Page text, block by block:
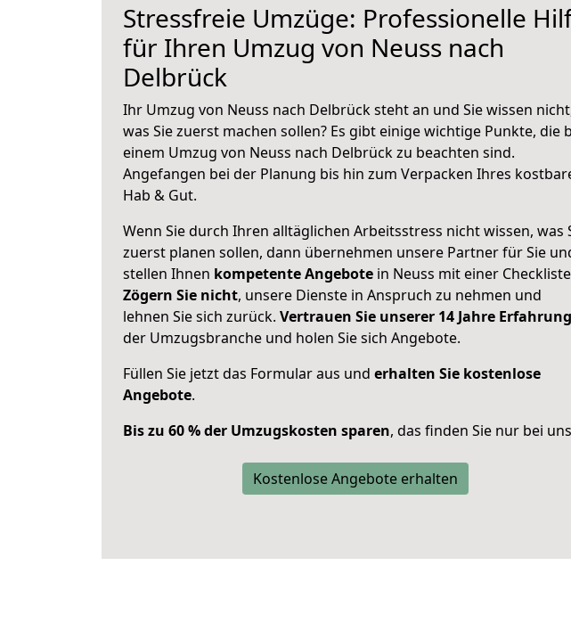
Stressfreie Umzüge: Professionelle
für Ihren Umzug von Neuss nach
Delbrück
Ihr Umzug von Neuss nach Delbrück steht an und Sie wissen
was Sie zuerst machen sollen? Es gibt einige wichtige Punkte, die
einem Umzug von Neuss nach Delbrück zu beachten sind.
Angefangen bei der Planung bis hin zum Verpacken Ihres
Hab & Gut.
Wenn Sie durch Ihren alltäglichen Arbeitsstress nicht wissen, was
zuerst planen sollen, dann übernehmen unsere Partner für Sie
stellen Ihnen kompetente Angebote in Neuss mit einer
Zögern Sie nicht, unsere Dienste in Anspruch zu nehmen und
lehnen Sie sich zurück. Vertrauen Sie unserer 14 Jahre Erfahrung
der Umzugsbranche und holen Sie sich Angebote.
Füllen Sie jetzt das Formular aus und erhalten Sie kostenlose
Angebote.
Bis zu 60 % der Umzugskosten sparen, das finden Sie nur bei
Kostenlose Angebote erhalten